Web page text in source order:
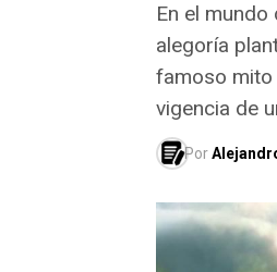
En el
alegoría
famoso mito
vigencia de
Por